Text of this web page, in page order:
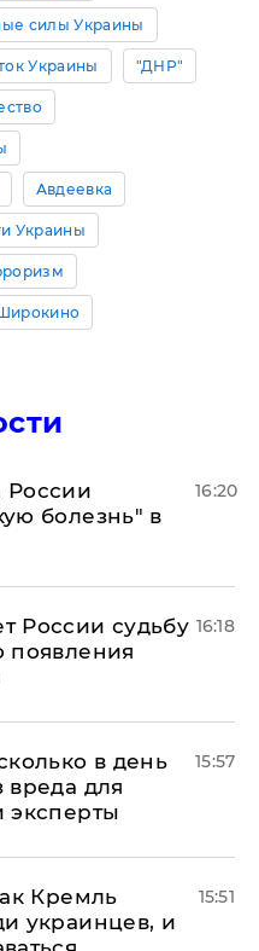
силы Украины
Украины "ДНР"
Авдеевка
Украины
России
болезнь" в
16:20
России судьбу
появления
16:18
в день
вреда для
эксперты
15:57
Кремль
украинцев, и
15:51